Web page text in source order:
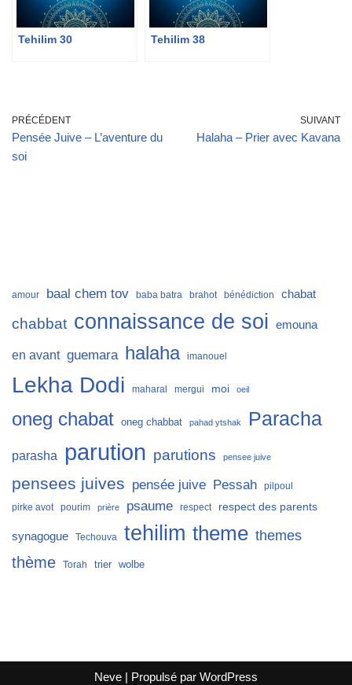
Tehilim 30 Tehilim 38
PRÉCÉDENT
Pensée Juive – L’aventure du
soi
SUIVANT
Halaha – Prier avec Kavana
amour baal chem tov baba batra brahot bénédiction chabat
chabbat connaissance de soi emouna
en avant guemara halaha imanouel
Lekha Dodi maharal mergui moi oeil
oneg chabat oneg chabbat pahad ytshak Paracha
parasha parution parutions pensee juive
pensees juives pensée juive Pessah
pilpoul
pirke avot
pourim prière psaume respect respect des parents
synagogue Techouva tehilim theme themes
thème Torah trier wolbe
Neve | Propulsé par WordPress